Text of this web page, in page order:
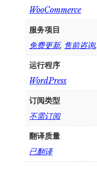
WooCommerce
服务项目
免费更新, 售前咨询,
运行程序
WordPress
订阅类型
不需订阅
翻译质量
已翻译